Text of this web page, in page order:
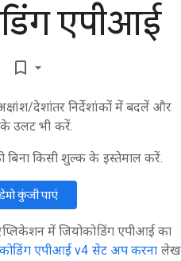
एपीआई
bookmark_border
देशांतर निर्देशांकों में बदलें और
उलट भी करें.
बिना किसी शुल्क के इस्तेमाल करें.
डेमो कुंजी पाएं
में जियोकोडिंग एपीआई का
एपीआई v4 सेट अप करना लेख